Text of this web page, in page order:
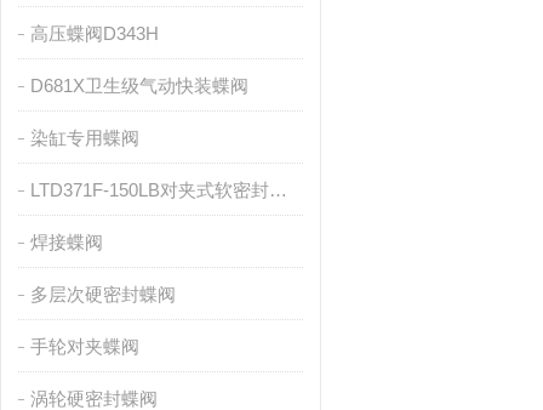
高压蝶阀D343H
D681X卫生级气动快装蝶阀
染缸专用蝶阀
LTD371F-150LB对夹式软密封蝶阀
焊接蝶阀
多层次硬密封蝶阀
手轮对夹蝶阀
涡轮硬密封蝶阀